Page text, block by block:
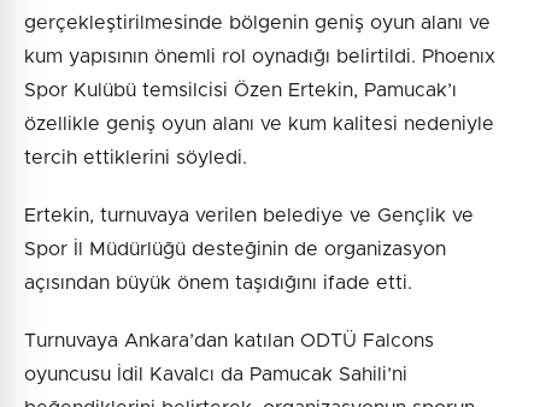
gerçekleştirilmesinde bölgenin geniş oyun alanı ve
kum yapısının önemli rol oynadığı belirtildi. Phoenıx
Spor Kulübü temsilcisi Özen Ertekin, Pamucak’ı
özellikle geniş oyun alanı ve kum kalitesi nedeniyle
tercih ettiklerini söyledi.
Ertekin, turnuvaya verilen belediye ve Gençlik ve
Spor İl Müdürlüğü desteğinin de organizasyon
açısından büyük önem taşıdığını ifade etti.
Turnuvaya Ankara’dan katılan ODTÜ Falcons
oyuncusu İdil Kavalcı da Pamucak Sahili’ni